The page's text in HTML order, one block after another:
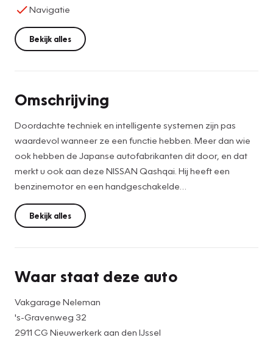
Navigatie
Bekijk alles
Omschrijving
Doordachte techniek en intelligente systemen zijn pas
waardevol wanneer ze een functie hebben. Meer dan wie
ook hebben de Japanse autofabrikanten dit door, en dat
merkt u ook aan deze NISSAN Qashqai. Hij heeft een
benzinemotor en een handgeschakelde
zesversnellingsbak. Natuurlijk behoren 18 inch lichtmetalen
velgen, adaptieve verlichting, elektrische handrem, in
hoogte verstelbare passagiersstoel, donker getint glas
reis ook gaat. U verwacht natuurlijk automatische
airconditioning in deze auto, en die is er dan ook. Hoeveel
ruimte u nog heeft bij het insteken? De parkeersensoren
Bekijk alles
Waar staat deze auto
Vakgarage Neleman
's-Gravenweg 32
2911 CG Nieuwerkerk aan den IJssel